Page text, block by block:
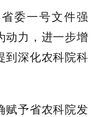
委一号文件强
动力，进一步增
到深化农科院科
赋予省农科院发